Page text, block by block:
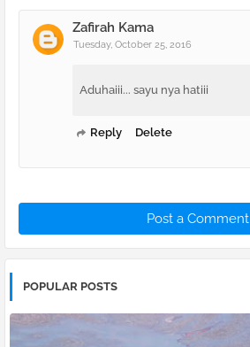
Zafirah Kama
Tuesday, October 25, 2016
Aduhaiii... sayu nya hatiii
Reply Delete
Post a Comment
POPULAR POSTS